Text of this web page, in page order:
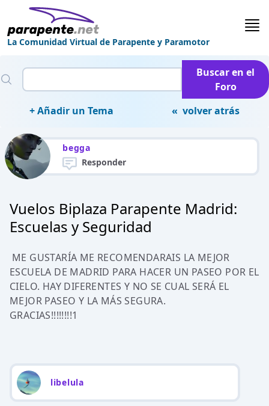
La Comunidad Virtual de Parapente y Paramotor
Buscar en el
Foro
+ Añadir un Tema
« volver atrás
begga
Responder
Vuelos Biplaza Parapente Madrid:
Escuelas y Seguridad
ME GUSTARÍA ME RECOMENDARAIS LA MEJOR
ESCUELA DE MADRID PARA HACER UN PASEO POR EL
CIELO. HAY DIFERENTES Y NO SE CUAL SERÁ EL
MEJOR PASEO Y LA MÁS SEGURA.
GRACIAS!!!!!!!!1
libelula